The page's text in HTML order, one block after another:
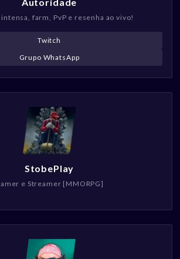
intensa, farm, PvP e resenha ao vivo!
Twitch
Grupo WhatsApp
StobePlay
e Streamer [MMORPG]